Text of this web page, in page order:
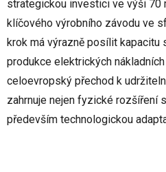
strategickou investici ve výši 70
klíčového výrobního závodu ve
krok má výrazně posílit
produkce elektrických
celoevropský přechod k
zahrnuje nejen fyzické rozšíření
především technologickou